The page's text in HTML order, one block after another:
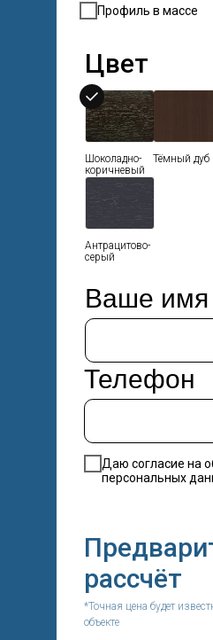
Цвет
Шоколадно-
коричневый
Тёмный дуб
Антрацитово-
серый
рассчёт
*Точная цена будет
объекте
Профиль в массе
Ваше имя
Телефон
Даю согласие на
персональных